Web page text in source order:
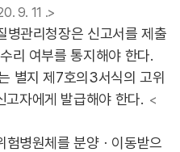
9. 11 .>
관리청장은 신고서를 제출
리 여부를 통지해야 한다.
별지 제7호의3서식의 고위
고자에게 발급해야 한다. <
병원체를 분양ㆍ이동받으